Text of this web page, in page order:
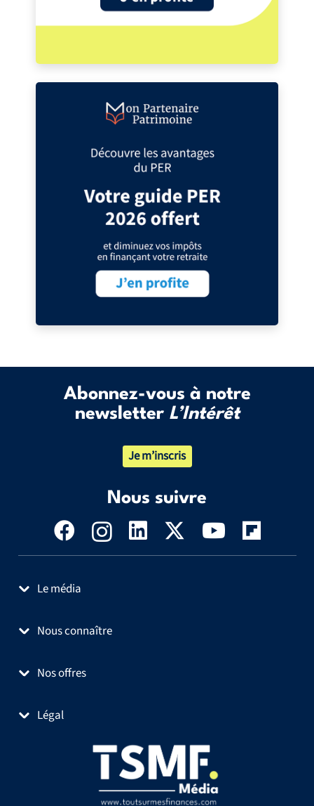
Abonnez-vous à notre
newsletter L’Intérêt
Je m’inscris
Nous suivre
Le média
Nous connaître
Nos offres
Légal